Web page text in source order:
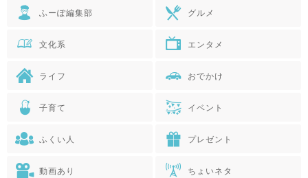
ふーぽ編集部 グルメ
文化系 エンタメ
ライフ おでかけ
子育て イベント
ふくい人 プレゼント
動画あり ちょいネタ